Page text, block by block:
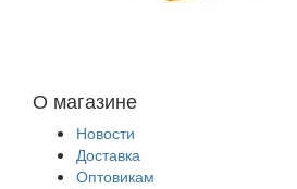
О магазине
Новости
Доставка
Оптовикам